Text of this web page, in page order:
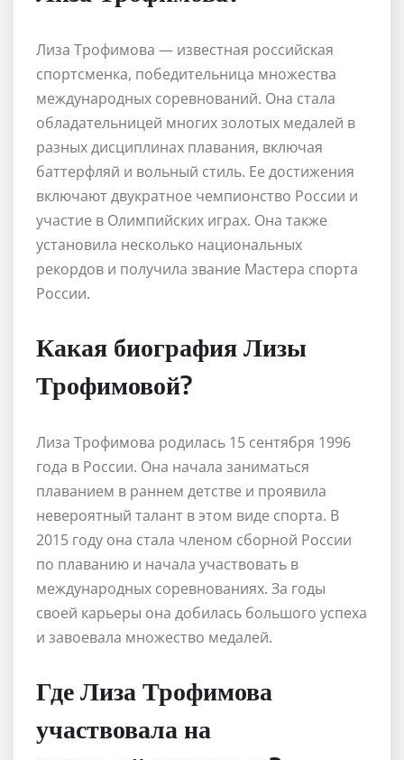
Лиза Трофимова — известная российская
спортсменка, победительница множества
международных соревнований. Она стала
обладательницей многих золотых медалей в
разных дисциплинах плавания, включая
баттерфляй и вольный стиль. Ее достижения
включают двукратное чемпионство России и
участие в Олимпийских играх. Она также
установила несколько национальных
рекордов и получила звание Мастера спорта
России.
Какая биография Лизы
Трофимовой?
Лиза Трофимова родилась 15 сентября 1996
года в России. Она начала заниматься
плаванием в раннем детстве и проявила
невероятный талант в этом виде спорта. В
2015 году она стала членом сборной России
по плаванию и начала участвовать в
международных соревнованиях. За годы
своей карьеры она добилась большого успеха
и завоевала множество медалей.
Где Лиза Трофимова
участвовала на